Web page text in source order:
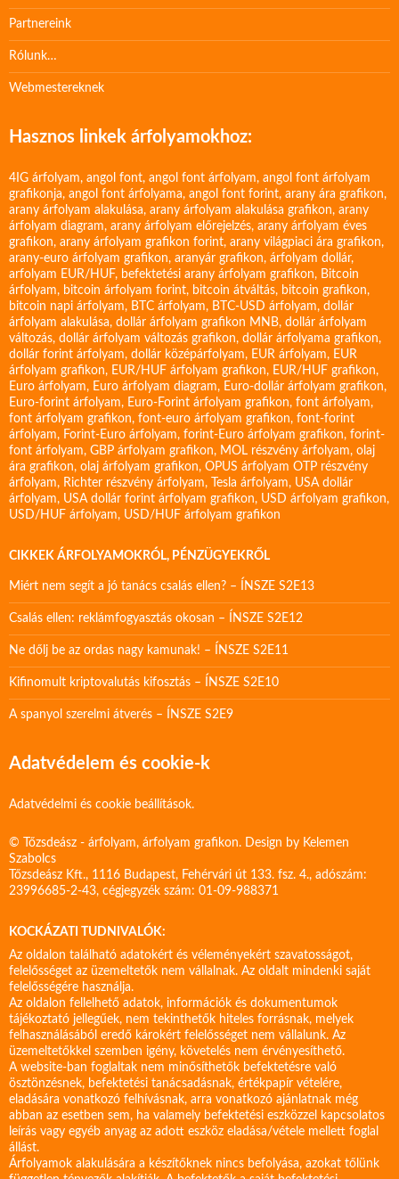
Partnereink
Rólunk…
Webmestereknek
Hasznos linkek árfolyamokhoz:
4IG árfolyam, angol font, angol font árfolyam, angol font árfolyam
grafikonja, angol font árfolyama, angol font forint, arany ára grafikon,
arany árfolyam alakulása, arany árfolyam alakulása grafikon, arany
árfolyam diagram, arany árfolyam előrejelzés, arany árfolyam éves
grafikon, arany árfolyam grafikon forint, arany világpiaci ára grafikon,
arany-euro árfolyam grafikon, aranyár grafikon, árfolyam dollár,
arfolyam EUR/HUF, befektetési arany árfolyam grafikon, Bitcoin
árfolyam, bitcoin árfolyam forint, bitcoin átváltás, bitcoin grafikon,
bitcoin napi árfolyam, BTC árfolyam, BTC-USD árfolyam, dollár
árfolyam alakulása, dollár árfolyam grafikon MNB, dollár árfolyam
változás, dollár árfolyam változás grafikon, dollár árfolyama grafikon,
dollár forint árfolyam, dollár középárfolyam, EUR árfolyam, EUR
árfolyam grafikon, EUR/HUF árfolyam grafikon, EUR/HUF grafikon,
Euro árfolyam, Euro árfolyam diagram, Euro-dollár árfolyam grafikon,
Euro-forint árfolyam, Euro-Forint árfolyam grafikon, font árfolyam,
font árfolyam grafikon, font-euro árfolyam grafikon, font-forint
árfolyam, Forint-Euro árfolyam, forint-Euro árfolyam grafikon, forint-
font árfolyam, GBP árfolyam grafikon, MOL részvény árfolyam, olaj
ára grafikon, olaj árfolyam grafikon, OPUS árfolyam OTP részvény
árfolyam, Richter részvény árfolyam, Tesla árfolyam, USA dollár
árfolyam, USA dollár forint árfolyam grafikon, USD árfolyam grafikon,
USD/HUF árfolyam, USD/HUF árfolyam grafikon
CIKKEK ÁRFOLYAMOKRÓL, PÉNZÜGYEKRŐL
Miért nem segít a jó tanács csalás ellen? – ÍNSZE S2E13
Csalás ellen: reklámfogyasztás okosan – ÍNSZE S2E12
Ne dőlj be az ordas nagy kamunak! – ÍNSZE S2E11
Kifinomult kriptovalutás kifosztás – ÍNSZE S2E10
A spanyol szerelmi átverés – ÍNSZE S2E9
Adatvédelem és cookie-k
Adatvédelmi és cookie beállítások.
© Tőzsdeász - árfolyam, árfolyam grafikon. Design by Kelemen
Szabolcs
Tőzsdeász Kft., 1116 Budapest, Fehérvári út 133. fsz. 4., adószám:
23996685-2-43, cégjegyzék szám: 01-09-988371
KOCKÁZATI TUDNIVALÓK:
Az oldalon található adatokért és véleményekért szavatosságot,
felelősséget az üzemeltetők nem vállalnak. Az oldalt mindenki saját
felelősségére használja.
Az oldalon fellelhető adatok, információk és dokumentumok
tájékoztató jellegűek, nem tekinthetők hiteles forrásnak, melyek
felhasználásából eredő károkért felelősséget nem vállalunk. Az
üzemeltetőkkel szemben igény, követelés nem érvényesíthető.
A website-ban foglaltak nem minősíthetők befektetésre való
ösztönzésnek, befektetési tanácsadásnak, értékpapír vételére,
eladására vonatkozó felhívásnak, arra vonatkozó ajánlatnak még
abban az esetben sem, ha valamely befektetési eszközzel kapcsolatos
leírás vagy egyéb anyag az adott eszköz eladása/vétele mellett foglal
állást.
Árfolyamok alakulására a készítőknek nincs befolyása, azokat tőlünk